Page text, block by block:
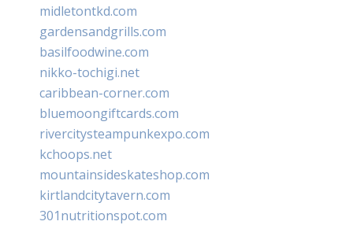
midletontkd.com
gardensandgrills.com
basilfoodwine.com
nikko-tochigi.net
caribbean-corner.com
bluemoongiftcards.com
rivercitysteampunkexpo.com
kchoops.net
mountainsideskateshop.com
kirtlandcitytavern.com
301nutritionspot.com